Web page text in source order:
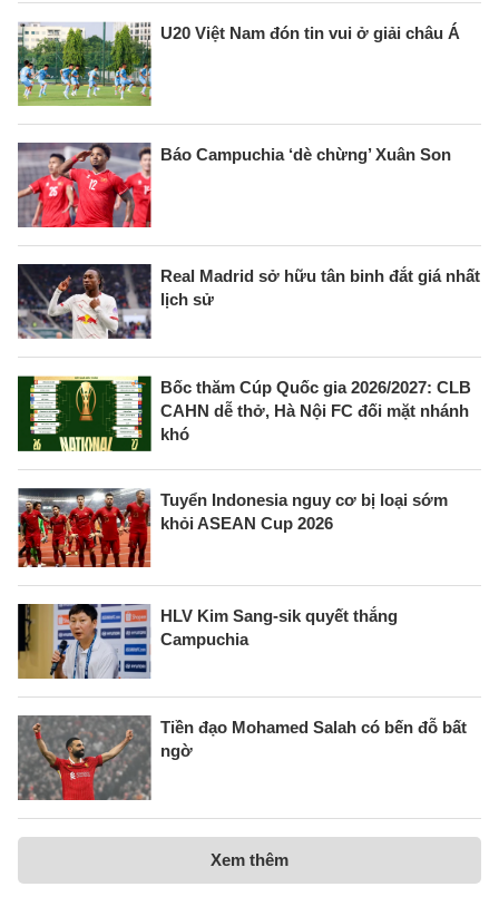
U20 Việt Nam đón tin vui ở giải châu Á
Báo Campuchia ‘dè chừng’ Xuân Son
Real Madrid sở hữu tân binh đắt giá nhất
lịch sử
Bốc thăm Cúp Quốc gia 2026/2027: CLB
CAHN dễ thở, Hà Nội FC đối mặt nhánh
khó
Tuyển Indonesia nguy cơ bị loại sớm
khỏi ASEAN Cup 2026
HLV Kim Sang-sik quyết thắng
Campuchia
Tiền đạo Mohamed Salah có bến đỗ bất
ngờ
Xem thêm